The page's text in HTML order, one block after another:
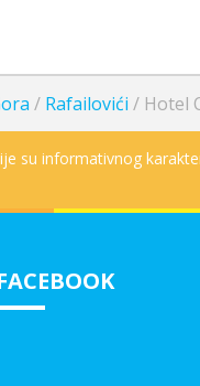
/ Rafailovići / Hotel
su informativnog